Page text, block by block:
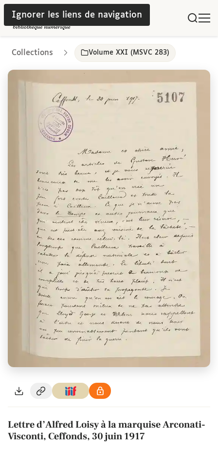
Ignorer les liens de navigation
Collections Volume XXI (MSVC 283)
Lettre d’Alfred Loisy à la marquise Arconati-
Visconti, Ceffonds, 30 juin 1917